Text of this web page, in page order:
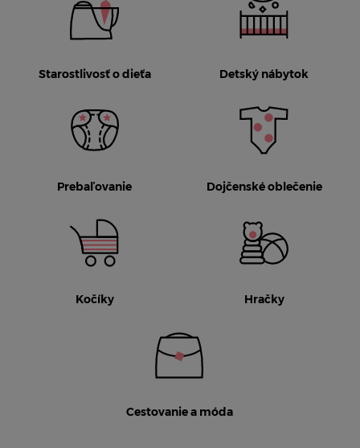
Starostlivosť o dieťa Detský nábytok
Prebaľovanie Dojčenské oblečenie
Kočíky Hračky
Cestovanie a móda